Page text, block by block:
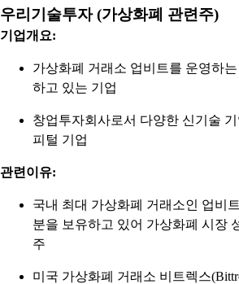
우리기술투자 (가상화폐 관련주)
기업개요:
가상화폐 거래소 업비트를 운영하
하고 있는 기업
창업투자회사로서 다양한 신기술
피털 기업
관련이유:
국내 최대 가상화폐 거래소인 업비
분을 보유하고 있어 가상화폐 시장
주
미국 가상화폐 거래소 비트렉스